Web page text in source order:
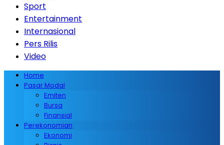
Sport
Entertainment
Internasional
Pers Rilis
Video
Home
Pasar Modal
Emiten
Bursa
Finansial
Perekonomian
Ekonomi